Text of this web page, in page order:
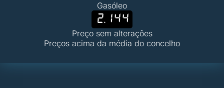
Gasóleo
2.144
Preço sem alterações
Preços acima da média do concelho